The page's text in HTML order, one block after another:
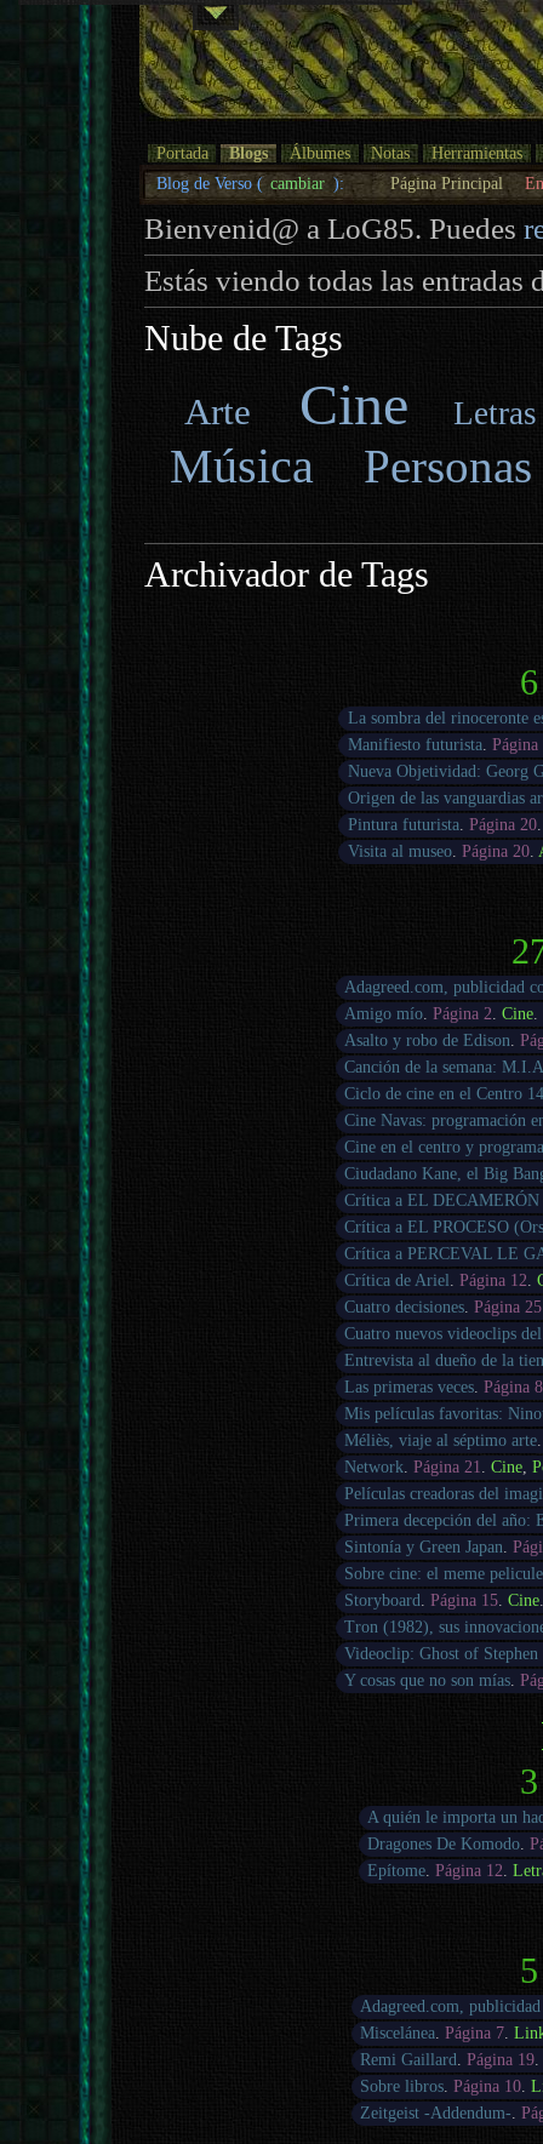
Portada Blogs Álbumes Notas
Herramientas
Blog de Verso ( cambiar ): Página Principal
Bienvenid@ a LoG85. Puedes
Estás viendo todas las entradas
Nube de Tags
Arte Cine Letras
Música Personas
Archivador de Tags
La sombra del rinoceronte
Manifiesto futurista Página
Nueva Objetividad: Georg
Origen de las vanguardias
Pintura futurista Página 20
Visita al museo. Página 20.
Adagreed.com, publicidad
Amigo mío.Página 2.Cine.
Asalto y robo de Edison.
Canción de la semana:
Ciclo de cine en el Centro
Cine Navas: programación
Cine en el centro y
Ciudadano Kane, el Big
Crítica a EL
Crítica a EL PROCESO
Crítica a PERCEVAL LE
Crítica de Ariel .Página 12.
Cuatro decisiones.Página 25
Cuatro nuevos videoclips
Entrevista al dueño de la
Las primeras veces.Página 8
Mis películas favoritas:
Méliès, viaje al séptimo arte
Network.Página 21.Cine,
Películas creadoras del
Primera decepción del año:
Sintonía y Green Japan.
Sobre cine: el meme
Storyboard.Página 15.Cine
Tron (1982), sus
Videoclip: Ghost of Stephen
Y cosas que no son mías.
A quién le importa un
Dragones De Komodo .
Epítome .Página 12 .
Adagreed.com, publicidad
Miscelánea.Página 7.
Remi Gaillard.Página 19
Sobre libros.Página 10.
Zeitgeist -Addendum-.